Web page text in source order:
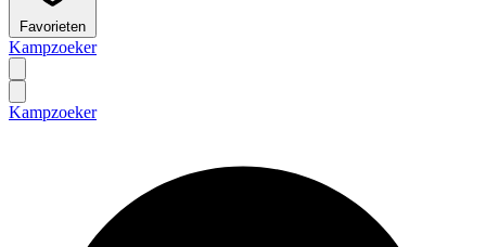
Favorieten
Kampzoeker
Kampzoeker